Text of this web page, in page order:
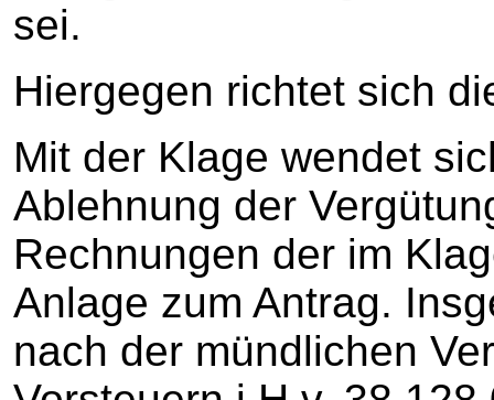
sei.
Hiergegen richtet sich
Mit der Klage wendet
Ablehnung der
Rechnungen der im
Anlage zum Antrag.
nach der mündlichen